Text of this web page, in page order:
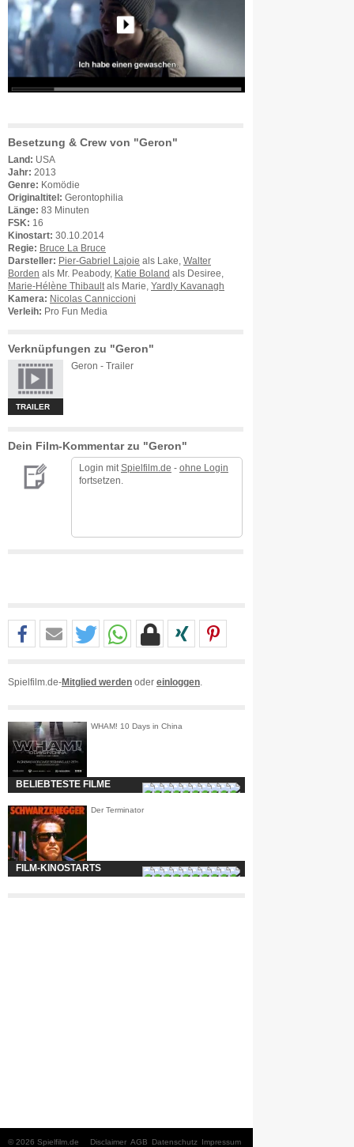
Besetzung & Crew von "Geron"
Land: USA
Jahr: 2013
Genre: Komödie
Originaltitel: Gerontophilia
Länge: 83 Minuten
FSK: 16
Kinostart: 30.10.2014
Regie: Bruce La Bruce
Darsteller: Pier-Gabriel Lajoie als Lake, Walter
Borden als Mr. Peabody, Katie Boland als Desiree,
Marie-Hélène Thibault als Marie, Yardly Kavanagh
Kamera: Nicolas Canniccioni
Verleih: Pro Fun Media
Verknüpfungen zu "Geron"
TRAILER
Geron - Trailer
Dein Film-Kommentar zu "Geron"
Login mit Spielfilm.de - ohne Login
fortsetzen.
Spielfilm.de-Mitglied werden oder einloggen
WHAM! 10 Days in China
BELIEBTESTE FILME
Der Terminator
FILM-KINOSTARTS
© 2026 Spielfilm.de Impressum
Datenschutz
AGB
Disclaimer